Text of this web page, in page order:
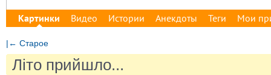
Картинки Видео Истории Анекдоты Теги Мои
|← Старое
Літо прийшло...